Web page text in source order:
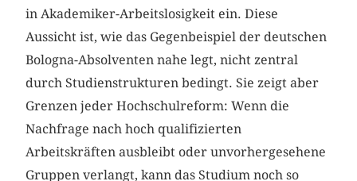
in Akademiker-Arbeitslosigkeit ein. Diese
Aussicht ist, wie das Gegenbeispiel der deutschen
Bologna-Absolventen nahe legt, nicht zentral
durch Studienstrukturen bedingt. Sie zeigt aber
Grenzen jeder Hochschulreform: Wenn die
Nachfrage nach hoch qualifizierten
Arbeitskräften ausbleibt oder unvorhergesehene
Gruppen verlangt, kann das Studium noch so